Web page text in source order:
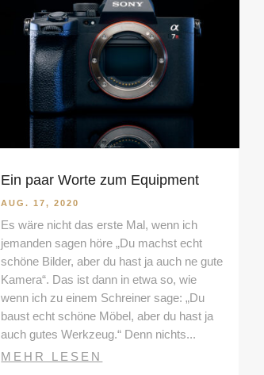
Ein paar Worte zum Equipment
AUG. 17, 2020
Es wäre nicht das erste Mal, wenn ich
jemanden sagen höre „Du machst echt
schöne Bilder, aber du hast ja auch ne gute
Kamera“. Das ist dann in etwa so, wie
wenn ich zu einem Schreiner sage: „Du
baust echt schöne Möbel, aber du hast ja
auch gutes Werkzeug.“ Denn nichts...
MEHR LESEN